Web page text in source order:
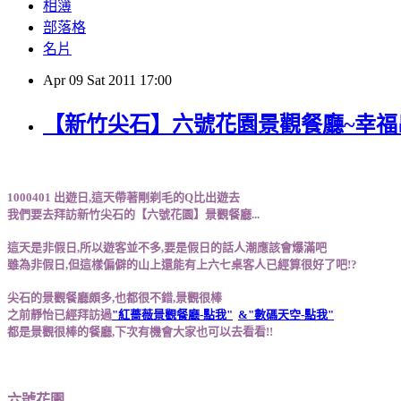
相簿
部落格
名片
Apr 09 Sat 2011 17:00
【新竹尖石】六號花園景觀餐廳~幸
1000401 出遊日,這天帶著剛剃毛的Q比出遊去
我們要去拜訪新竹尖石的【六號花園】景觀餐廳...
這天是非假日,所以遊客並不多,要是假日的話人潮應該會爆滿吧
雖為非假日,但這樣偏僻的山上還能有上六七桌客人已經算很好了吧!?
尖石的景觀餐廳頗多,也都很不錯,景觀很棒
之前靜怡已經拜訪過"紅薔薇景觀餐廳-點我" &"數碼天空-點我"
都是景觀很棒的餐廳,下次有機會大家也可以去看看!!